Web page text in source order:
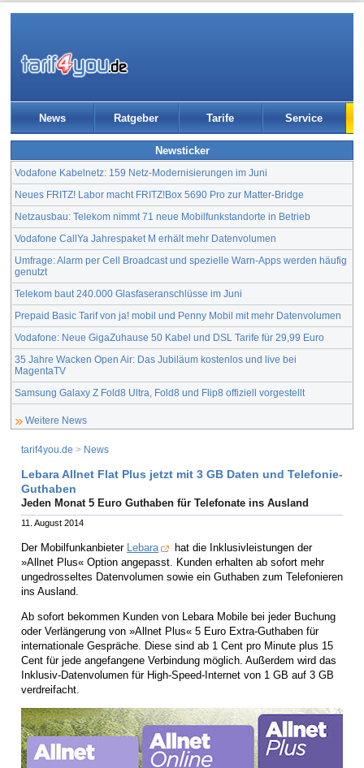
News Ratgeber Tarife Service
Newsticker
Vodafone Kabelnetz: 159 Netz-Modernisierungen im Juni
Neues FRITZ! Labor macht FRITZ!Box 5690 Pro zur Matter-Bridge
Netzausbau: Telekom nimmt 71 neue Mobilfunkstandorte in Betrieb
Vodafone CallYa Jahrespaket M erhält mehr Datenvolumen
Umfrage: Alarm per Cell Broadcast und spezielle Warn-Apps werden häufig
genutzt
Telekom baut 240.000 Glasfaseranschlüsse im Juni
Prepaid Basic Tarif von ja! mobil und Penny Mobil mit mehr Datenvolumen
Vodafone: Neue GigaZuhause 50 Kabel und DSL Tarife für 29,99 Euro
35 Jahre Wacken Open Air: Das Jubiläum kostenlos und live bei
MagentaTV
Samsung Galaxy Z Fold8 Ultra, Fold8 und Flip8 offiziell vorgestellt
Weitere News
tarif4you.de > News
Lebara Allnet Flat Plus jetzt mit 3 GB Daten und Telefonie-
Guthaben
Jeden Monat 5 Euro Guthaben für Telefonate ins Ausland
11. August 2014
Der Mobilfunkanbieter Lebara
hat die Inklusivleistungen der
»Allnet Plus« Option angepasst. Kunden erhalten ab sofort mehr
ungedrosseltes Datenvolumen sowie ein Guthaben zum Telefonieren
ins Ausland.
Ab sofort bekommen Kunden von Lebara Mobile bei jeder Buchung
oder Verlängerung von »Allnet Plus« 5 Euro Extra-Guthaben für
internationale Gespräche. Diese sind ab 1 Cent pro Minute plus 15
Cent für jede angefangene Verbindung möglich. Außerdem wird das
Inklusiv-Datenvolumen für High-Speed-Internet von 1 GB auf 3 GB
verdreifacht.